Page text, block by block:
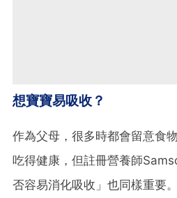
想寶寶易吸收？
作為父母，很多時都會留意食
吃得健康，但註冊營養師
否容易消化吸收」也同樣重要